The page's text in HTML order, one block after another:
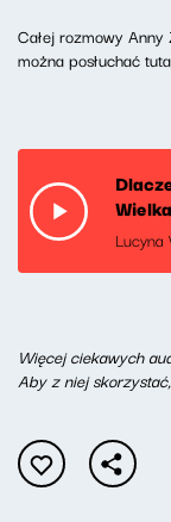
Całej rozmowy
można posłuchać
Więcej ciekawych
Aby z niej skorzystać,